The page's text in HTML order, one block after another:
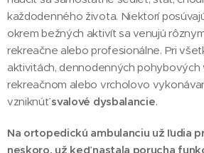
každodenného života. Niektorí
okrem bežných aktivít sa venujú
rekreačne alebo profesionálne. Pri
aktivitách, dennodenných pohybových
rekreačnom alebo vrcholovo
vzniknúťsvalové dysbalancie.
Na ortopedickú ambulanciu už ľudia
neskoro, už keď nastala porucha